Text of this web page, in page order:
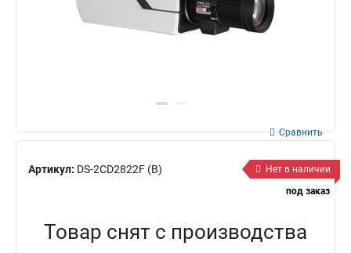
Артикул: DS-2CD2822F (B)
Сравнить
Нет в наличии
под заказ
Товар снят с производства